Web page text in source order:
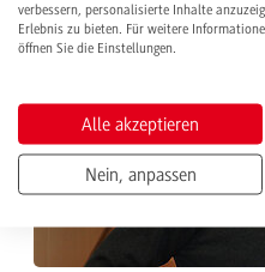
verbessern, personalisierte Inhalte
Erlebnis zu bieten. Für weitere
öffnen Sie die Einstellungen.
Alle akzeptieren
Nein, anpassen